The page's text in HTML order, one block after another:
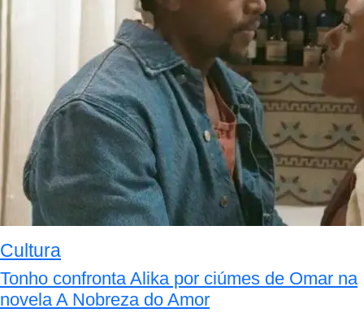
Cultura
Tonho confronta Alika por ciúmes de Omar na
novela A Nobreza do Amor